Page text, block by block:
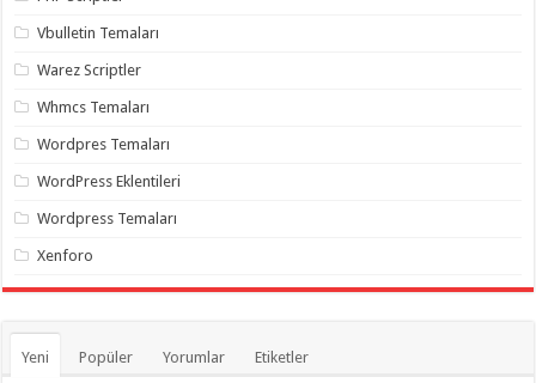
Vbulletin Temaları
Warez Scriptler
Whmcs Temaları
Wordpres Temaları
WordPress Eklentileri
Wordpress Temaları
Xenforo
Yeni Popüler Yorumlar Etiketler